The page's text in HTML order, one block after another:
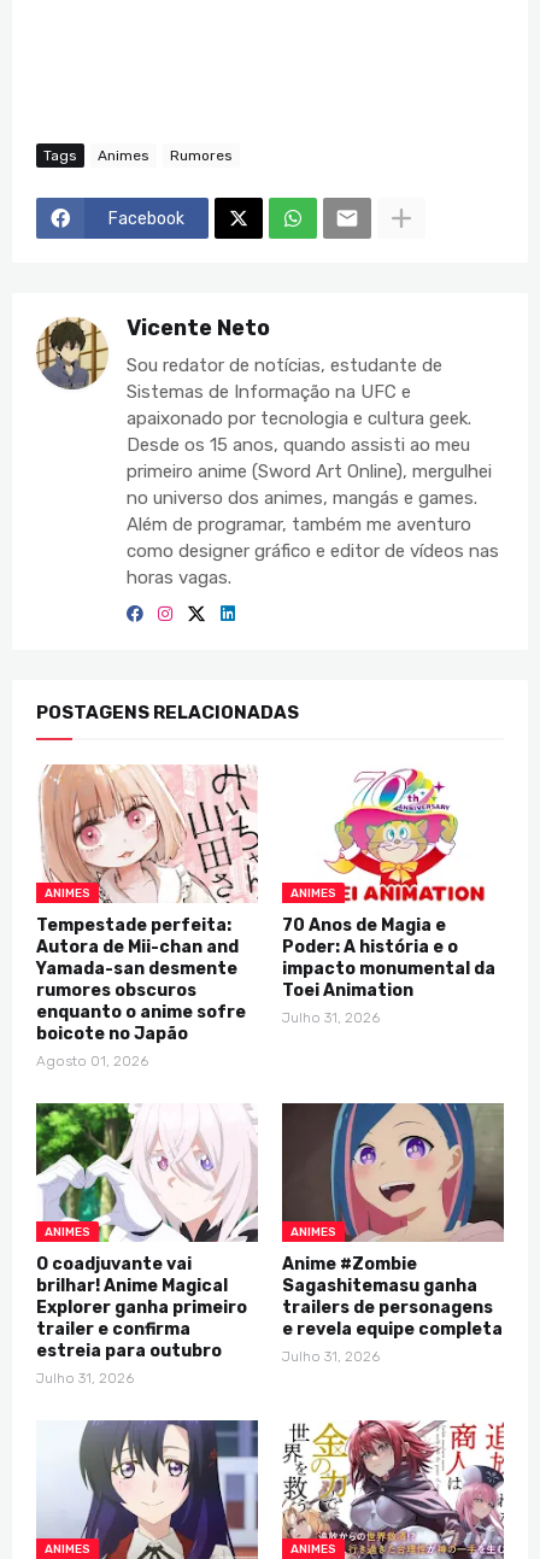
Tags Animes Rumores
Facebook
Vicente Neto
Sou redator de notícias, estudante de
Sistemas de Informação na UFC e
apaixonado por tecnologia e cultura geek.
Desde os 15 anos, quando assisti ao meu
primeiro anime (Sword Art Online), mergulhei
no universo dos animes, mangás e games.
Além de programar, também me aventuro
como designer gráfico e editor de vídeos nas
horas vagas.
POSTAGENS RELACIONADAS
ANIMES
Tempestade perfeita:
Autora de Mii-chan and
Yamada-san desmente
rumores obscuros
enquanto o anime sofre
boicote no Japão
Agosto 01, 2026
ANIMES
70 Anos de Magia e
Poder: A história e o
impacto monumental da
Toei Animation
Julho 31, 2026
ANIMES
O coadjuvante vai
brilhar! Anime Magical
Explorer ganha primeiro
trailer e confirma
estreia para outubro
Julho 31, 2026
ANIMES
Anime #Zombie
Sagashitemasu ganha
trailers de personagens
e revela equipe completa
Julho 31, 2026
ANIMES ANIMES